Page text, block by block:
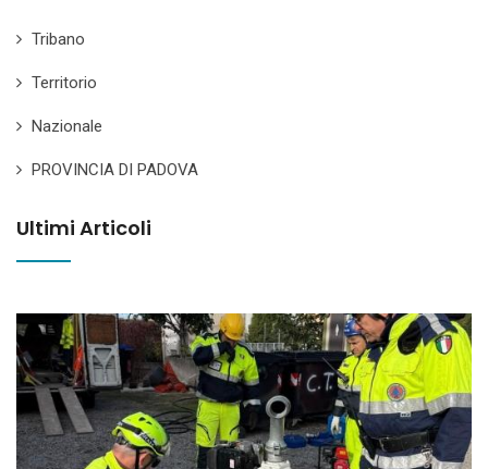
Tribano
Territorio
Nazionale
PROVINCIA DI PADOVA
Ultimi Articoli